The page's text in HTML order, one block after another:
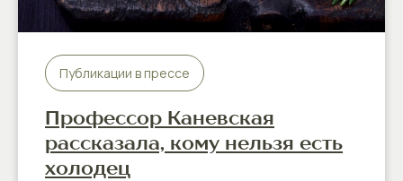
Публикации в прессе
Профессор Каневская
рассказала, кому нельзя есть
холодец